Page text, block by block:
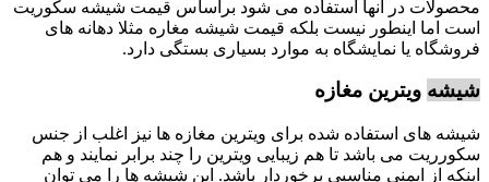
محصولات در آنها استفاده می شود براساس قیمت شیشه سکوریت
است اما اینطور نیست بلکه قیمت شیشه مغاره مثلا دهانه های
فروشگاه یا نمایشگاه به موارد بسیاری بستگی دارد.
شیشه ویترین مغازه
شیشه های استفاده شده برای ویترین مغازه ها نیز اغلب از جنس
سکورریت می باشد تا هم زیبایی ویترین را چند برابر نمایند و هم
اینکه از ایمنی مناسبی برخوردار باشد. این شیشه ها را می توان